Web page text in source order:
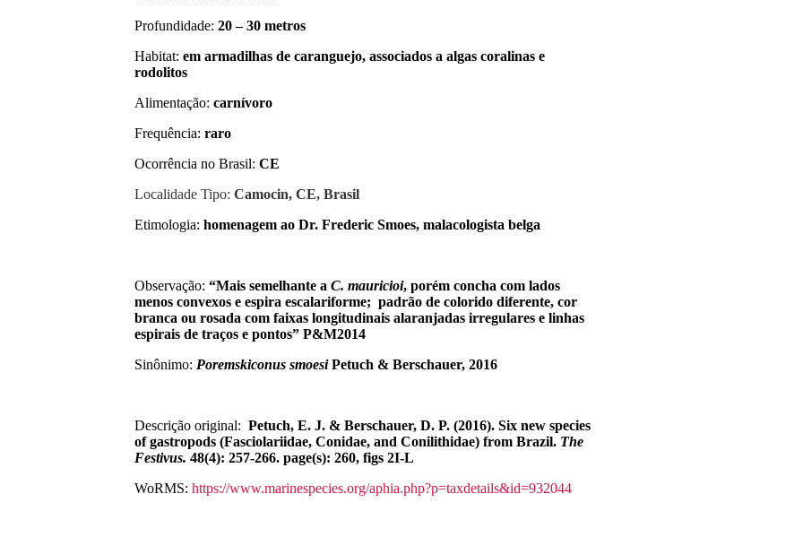
Profundidade: 20 – 30 metros
Habitat: em armadilhas de caranguejo, associados a algas coralinas e
rodolitos
Alimentação: carnívoro
Frequência: raro
Ocorrência no Brasil: CE
Localidade Tipo: Camocin, CE, Brasil
Etimologia: homenagem ao Dr. Frederic Smoes, malacologista belga
Observação: “Mais semelhante a C. mauricioi, porém concha com lados
menos convexos e espira escalariforme; padrão de colorido diferente, cor
branca ou rosada com faixas longitudinais alaranjadas irregulares e linhas
espirais de traços e pontos” P&M2014
Sinônimo: Poremskiconus smoesi Petuch & Berschauer, 2016
Descrição original: Petuch, E. J. & Berschauer, D. P. (2016). Six new species
of gastropods (Fasciolariidae, Conidae, and Conilithidae) from Brazil. The
Festivus. 48(4): 257-266. page(s): 260, figs 2I-L
WoRMS: https://www.marinespecies.org/aphia.php?p=taxdetails&id=932044